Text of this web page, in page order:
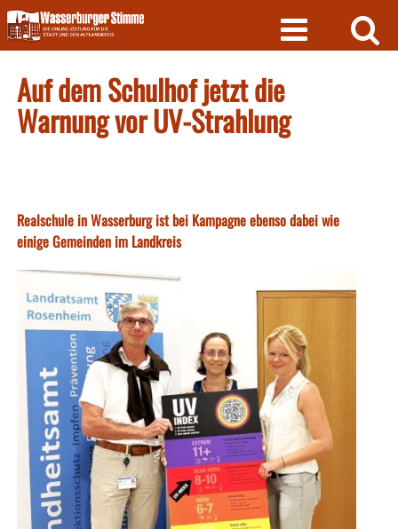
Skip
to
content
Auf dem Schulhof jetzt die
Warnung vor UV-Strahlung
Realschule in Wasserburg ist bei Kampagne ebenso dabei wie
einige Gemeinden im Landkreis